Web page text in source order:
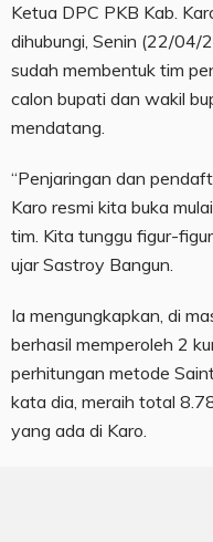
Ketua DPC PKB Kab.
dihubungi, Senin (22/04/
sudah membentuk tim
calon bupati dan wakil
mendatang.
“Penjaringan dan
Karo resmi kita buka
tim. Kita tunggu figur-
ujar Sastroy Bangun.
Ia mengungkapkan, di
berhasil memperoleh 2
perhitungan metode
kata dia, meraih total
yang ada di Karo.